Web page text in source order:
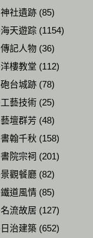
神社遺跡 (85)
海天遊踪 (1154)
傳記人物 (36)
洋樓教堂 (112)
砲台城跡 (78)
工藝技術 (25)
藝壇群芳 (48)
書翰千秋 (158)
書院宗祠 (201)
景觀餐廳 (82)
鐵道風情 (85)
名流故居 (127)
日治建築 (652)